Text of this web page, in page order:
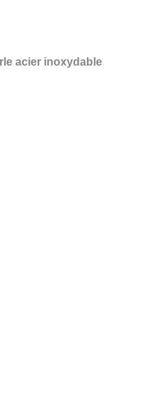
acier inoxydable